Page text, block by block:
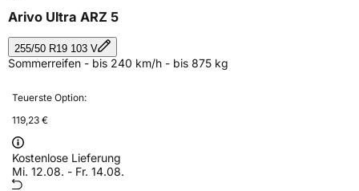
Arivo Ultra ARZ 5
255/50 R19 103 V
Sommerreifen - bis 240 km/h - bis 875 kg
Teuerste Option:
119,23 €
Kostenlose Lieferung
Mi. 12.08. - Fr. 14.08.